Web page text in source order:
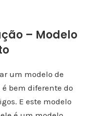
– Modelo
um modelo de
bem diferente do
E este modelo